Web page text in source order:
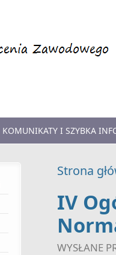
KOMUNIKATY I SZYBKA
Strona
IV
WYSŁANE